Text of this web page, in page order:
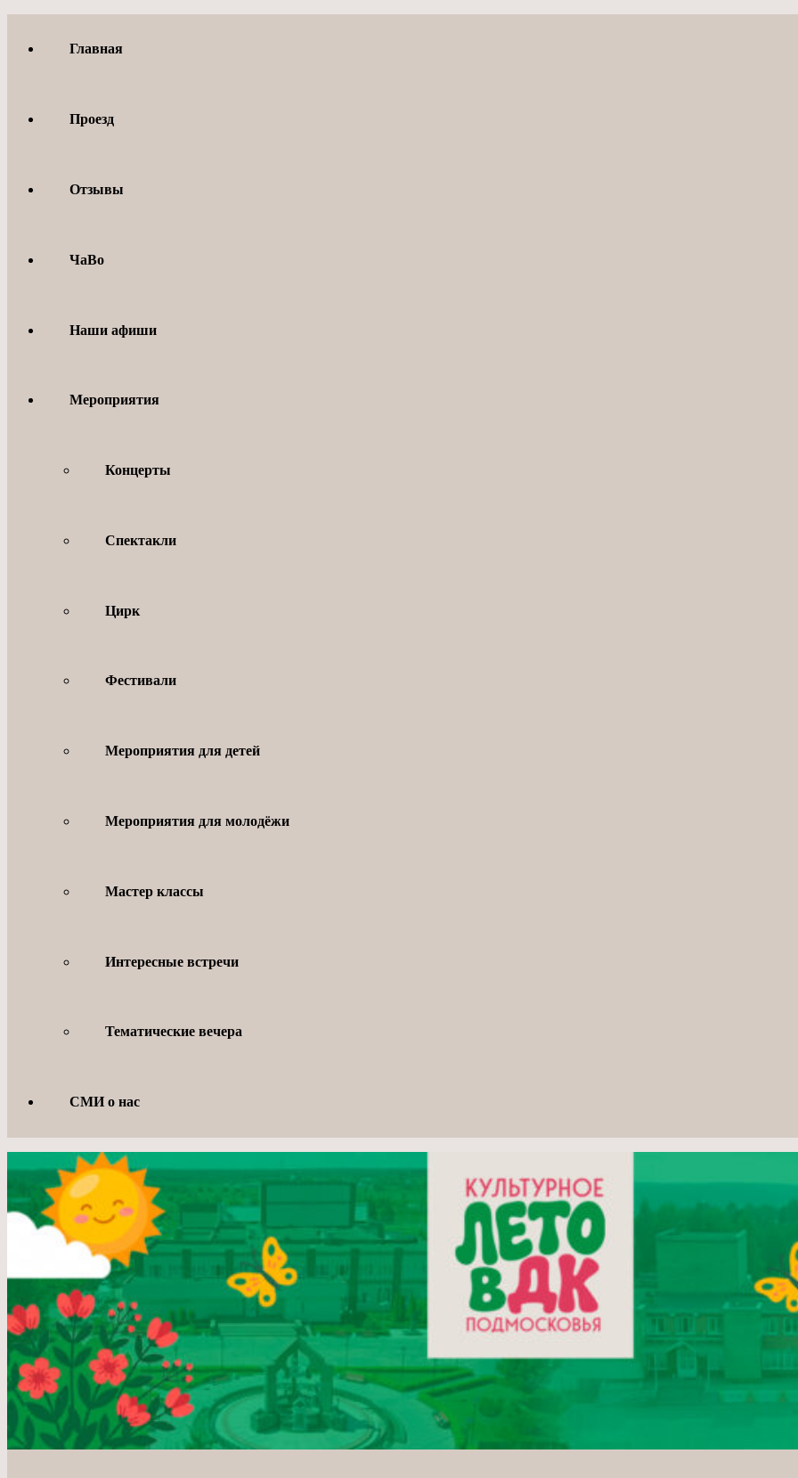
содержимомуГлавная
Проезд
Отзывы
ЧаВо
Наши афиши
Мероприятия
Концерты
Спектакли
Цирк
Фестивали
Мероприятия для детей
Мероприятия для молодёжи
Мастер классы
Интересные встречи
Тематические вечера
СМИ о нас